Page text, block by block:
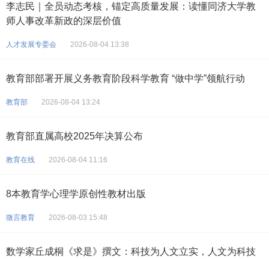
李志民｜全员动态考核，锚定高质量发展：读懂同济大学教
师人事改革新政的深层价值
人才发展专委会 2026-08-04 13:38
教育部部署开展义务教育阶段科学教育 “做中学”领航行动
教育部 2026-08-04 13:24
教育部直属高校2025年决算公布
教育在线 2026-08-04 11:16
8本教育学心理学原创性教材出版
微言教育 2026-08-03 15:48
数学家丘成桐《求是》撰文：科技为人文立实，人文为科技